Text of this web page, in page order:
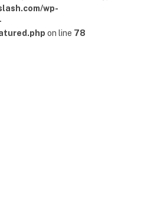
wp-
on line 78